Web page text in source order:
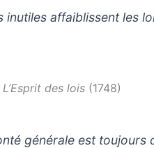
inutiles affaiblissent les
L’Esprit des lois (1748)
générale est toujours